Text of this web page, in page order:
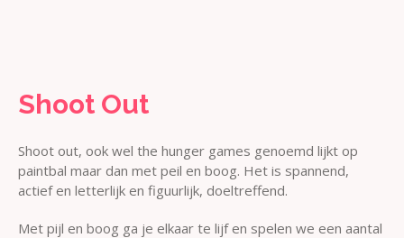
Shoot Out
Shoot out, ook wel the hunger games genoemd lijkt op
paintbal maar dan met peil en boog. Het is spannend,
actief en letterlijk en figuurlijk, doeltreffend.
Met pijl en boog ga je elkaar te lijf en spelen we een aantal